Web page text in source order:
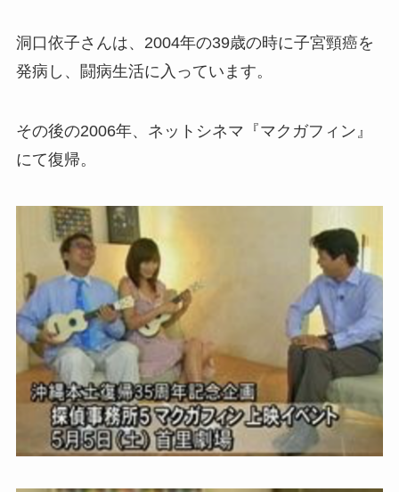
洞口依子さんは、2004年の39歳の時に子宮頸癌を
発病し、闘病生活に入っています。
その後の2006年、ネットシネマ『マクガフィン』
にて復帰。